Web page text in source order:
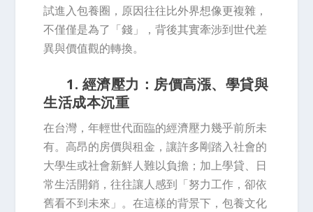
試進入包養圈，原因往往比外界想像更複雜，
不僅僅是為了「錢」，背後其實牽涉到世代差
異與價值觀的轉換。
1. 經濟壓力：房價高漲、學貸與
生活成本沉重
在台灣，年輕世代面臨的經濟壓力幾乎前所未
有。高昂的房價與租金，讓許多剛踏入社會的
大學生或社會新鮮人難以負擔；加上學貸、日
常生活開銷，往往讓人感到「努力工作，卻依
舊看不到未來」。在這樣的背景下，包養文化